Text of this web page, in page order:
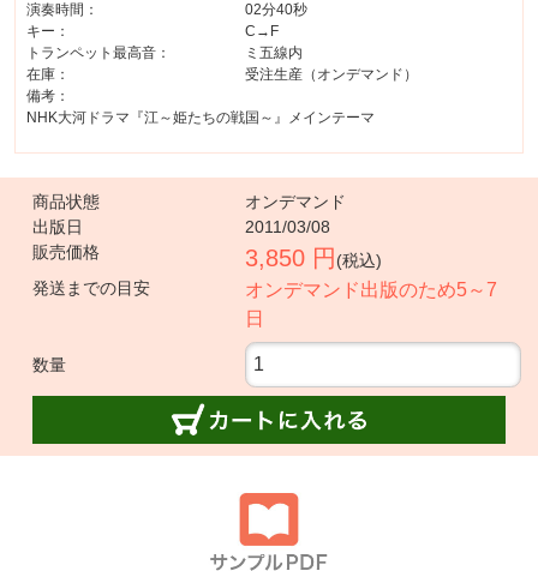
演奏時間：
02分40秒
キー：
C→F
トランペット最高音：
ミ五線内
在庫：
受注生産（オンデマンド）
備考：
NHK大河ドラマ『江～姫たちの戦国～』メインテーマ
商品状態
オンデマンド
出版日
2011/03/08
販売価格
3,850 円 (税込)
発送までの目安
オンデマンド出版のため5～7
日
数量